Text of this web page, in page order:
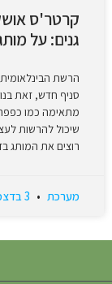
קרטר'ס
גנים: על
הרשת
סניף חדש, זאת
מתאימה כמו
שיכול להרשות
רוצים את המותג
מערכת